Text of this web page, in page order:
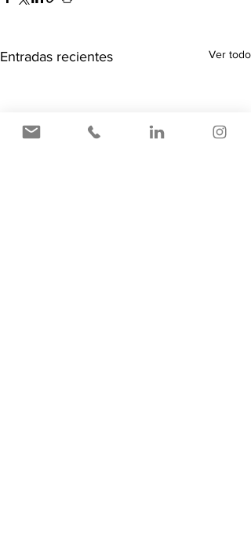
Entradas recientes Ver todo